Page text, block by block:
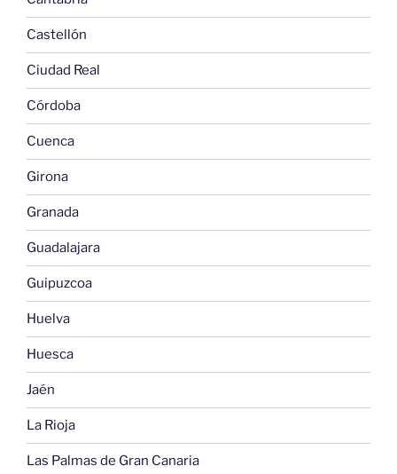
Castellón
Ciudad Real
Córdoba
Cuenca
Girona
Granada
Guadalajara
Guipuzcoa
Huelva
Huesca
Jaén
La Rioja
Las Palmas de Gran Canaria